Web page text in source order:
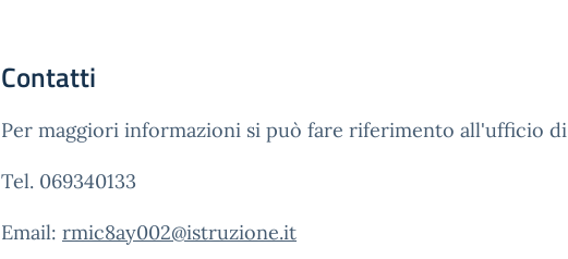
Contatti
Per maggiori informazioni si può fare riferimento all'ufficio di
Tel. 069340133
Email: rmic8ay002@istruzione.it